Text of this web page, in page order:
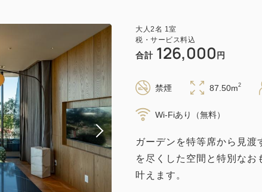
大人2名 1室
税・サービス料込
合計 126,000 円
禁煙 87.50m2
Wi-Fiあり（無料）
ガーデンを特等席から見
を尽くした空間と特別なお
叶えます。